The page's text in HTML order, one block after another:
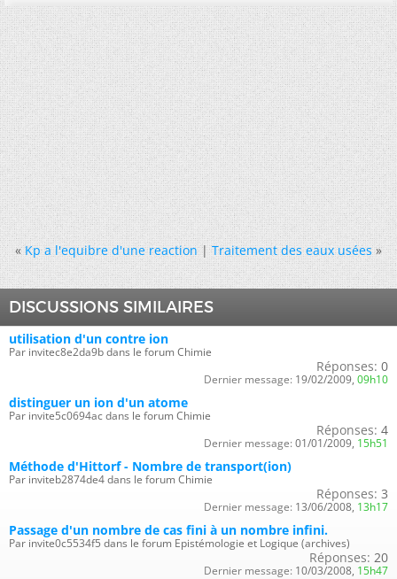
« Kp a l'equibre d'une reaction|Traitement des eaux usées »
DISCUSSIONS SIMILAIRES
utilisation d'un contre ion
Par invitec8e2da9b dans le forum Chimie
Réponses: 0
Dernier message: 19/02/2009, 09h10
distinguer un ion d'un atome
Par invite5c0694ac dans le forum Chimie
Réponses: 4
Dernier message: 01/01/2009, 15h51
Méthode d'Hittorf - Nombre de transport(ion)
Par inviteb2874de4 dans le forum Chimie
Réponses: 3
Dernier message: 13/06/2008, 13h17
Passage d'un nombre de cas fini à un nombre infini.
Par invite0c5534f5 dans le forum Epistémologie et Logique (archives)
Réponses: 20
Dernier message: 10/03/2008, 15h47